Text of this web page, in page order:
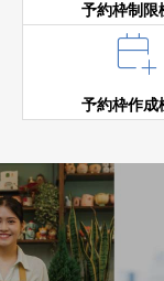
予約枠制限

予約枠作成